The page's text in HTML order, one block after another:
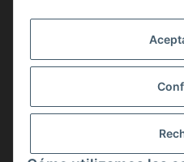
Desistir